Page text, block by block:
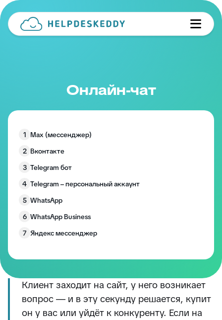
Онлайн-чат
1 Max (мессенджер)
2 Вконтакте
3 Telegram бот
4 Telegram – персональный аккаунт
5 WhatsАpp
6 WhatsApp Business
7 Яндекс мессенджер
10 Онлайн-чат
11 Регистрация заявок через электронную почту
12 Регистрация заявки по телефону
Клиент заходит на сайт, у него возникает
вопрос — и в эту секунду решается, купит
он у вас или уйдёт к конкуренту. Если на